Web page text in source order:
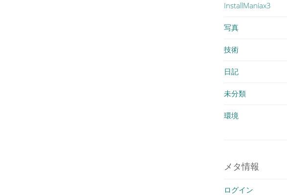
InstallManiax3
写真
技術
日記
未分類
環境
メタ情報
ログイン